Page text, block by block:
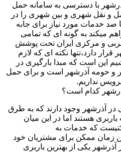
با دسترسی به سامانه حمل
حمل و نقل شهری و بین شهری را در
صد خدمات مورد نیاز برای جابه
میکند به گونه ای که تمامی
و مرکزی ایران تحت پوشش
دارد،تنها نکته ای که لازم
این است که مبدا بارگیری در
و حومه آذرشهر است و برای حمل
نداریم.
کدام است؟
آذرشهر وجود دارند که به طرق
هستند اما در این میان
که خدمات به
زمان ممکن برای مشتریان خود
آذرشهر یکی از بهترین باربری